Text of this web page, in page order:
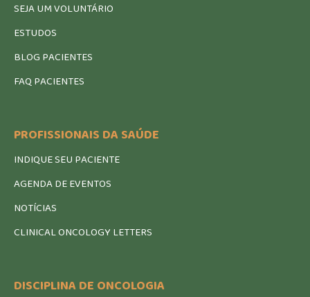
SEJA UM VOLUNTÁRIO
ESTUDOS
BLOG PACIENTES
FAQ PACIENTES
PROFISSIONAIS DA SAÚDE
INDIQUE SEU PACIENTE
AGENDA DE EVENTOS
NOTÍCIAS
CLINICAL ONCOLOGY LETTERS
DISCIPLINA DE ONCOLOGIA